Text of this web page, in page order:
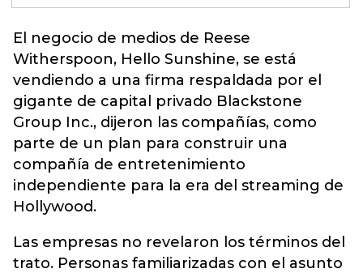
El negocio de medios de Reese
Witherspoon, Hello Sunshine, se está
vendiendo a una firma respaldada por el
gigante de capital privado Blackstone
Group Inc., dijeron las compañías, como
parte de un plan para construir una
compañía de entretenimiento
independiente para la era del streaming de
Hollywood.
Las empresas no revelaron los términos del
trato. Personas familiarizadas con el asunto